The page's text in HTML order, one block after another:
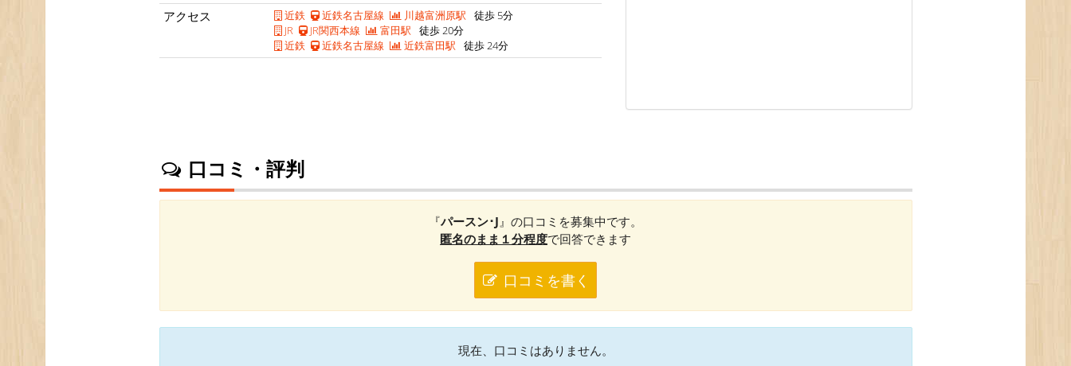
アクセス
近鉄 近鉄名古屋線 川越富洲原駅 徒歩 5分
JR
JR関西本線 富田駅 徒歩 20分
近鉄
近鉄名古屋線 近鉄富田駅 徒歩 24分
口コミ・評判
『パースン･J 』の口コミを募集中です。
匿名のまま１分程度で回答できます
口コミを書く
現在、口コミはありません。